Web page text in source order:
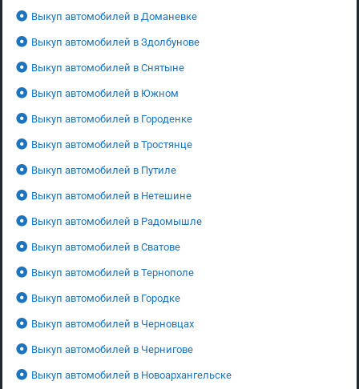
Выкуп автомобилей в Доманевке
Выкуп автомобилей в Здолбунове
Выкуп автомобилей в Снятыне
Выкуп автомобилей в Южном
Выкуп автомобилей в Городенке
Выкуп автомобилей в Тростянце
Выкуп автомобилей в Путиле
Выкуп автомобилей в Нетешине
Выкуп автомобилей в Радомышле
Выкуп автомобилей в Сватове
Выкуп автомобилей в Тернополе
Выкуп автомобилей в Городке
Выкуп автомобилей в Черновцах
Выкуп автомобилей в Чернигове
Выкуп автомобилей в Новоархангельске